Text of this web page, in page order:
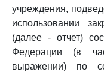
учреждения,
использовании
(далее - отчет)
Федерации (в
выражении) по